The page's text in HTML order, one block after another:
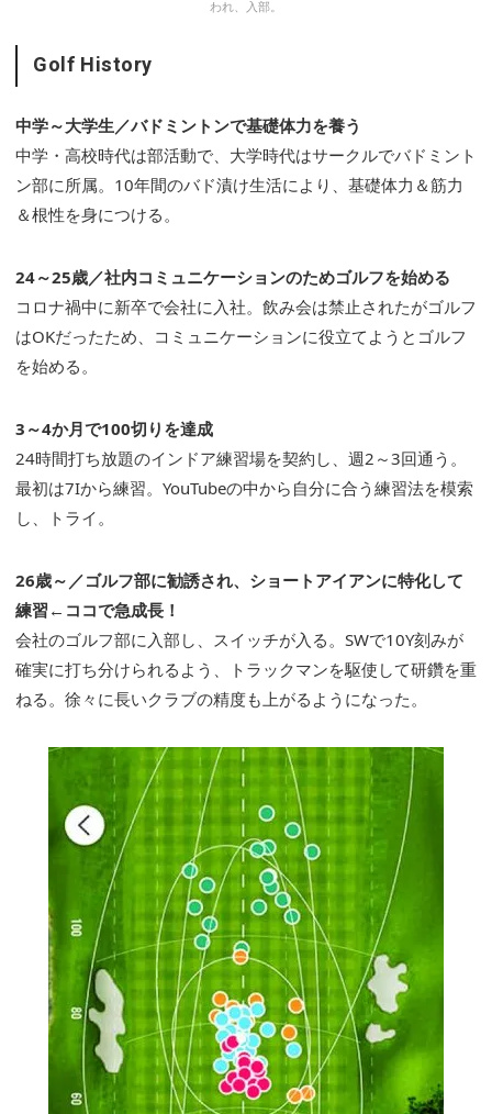
われ、入部。
Golf History
中学～大学生／バドミントンで基礎体力を養う
中学・高校時代は部活動で、大学時代はサークルでバドミント
ン部に所属。10年間のバド漬け生活により、基礎体力＆筋力
＆根性を身につける。
24～25歳／社内コミュニケーションのためゴルフを始める
コロナ禍中に新卒で会社に入社。飲み会は禁止されたがゴルフ
はOKだったため、コミュニケーションに役立てようとゴルフ
を始める。
3～4か月で100切りを達成
24時間打ち放題のインドア練習場を契約し、週2～3回通う。
最初は7Iから練習。YouTubeの中から自分に合う練習法を模索
し、トライ。
26歳～／ゴルフ部に勧誘され、ショートアイアンに特化して
練習←ココで急成長！
会社のゴルフ部に入部し、スイッチが入る。SWで10Y刻みが
確実に打ち分けられるよう、トラックマンを駆使して研鑽を重
ねる。徐々に長いクラブの精度も上がるようになった。